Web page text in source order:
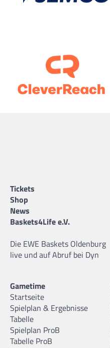
Tickets
Shop
News
Baskets4Life e.V.
Die EWE Baskets Oldenburg
live und auf Abruf bei Dyn
Gametime
Startseite
Spielplan & Ergebnisse
Tabelle
Spielplan ProB
Tabelle ProB